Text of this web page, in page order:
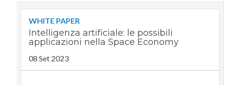
WHITE PAPER
Intelligenza artificiale: le possibili
applicazioni nella Space Economy
08 Set 2023